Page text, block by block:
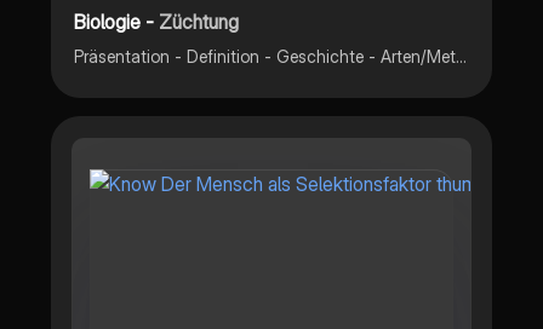
Biologie - Züchtung
Präsentation - Definition - Geschichte - Arten/Methoden - Ziele - Kritik